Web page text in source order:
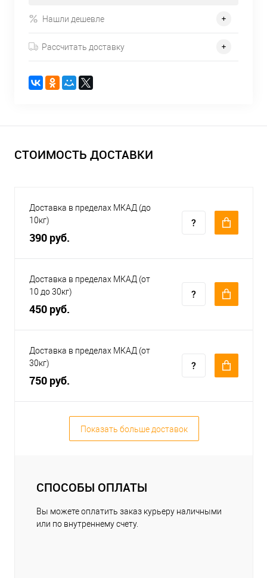
Нашли дешевле
Рассчитать доставку
СТОИМОСТЬ ДОСТАВКИ
Доставка в пределах МКАД (до
10кг)
390 руб.
Доставка в пределах МКАД (от
10 до 30кг)
450 руб.
Доставка в пределах МКАД (от
30кг)
750 руб.
Показать больше доставок
СПОСОБЫ ОПЛАТЫ
Вы можете оплатить заказ курьеру наличными
или по внутреннему счету.